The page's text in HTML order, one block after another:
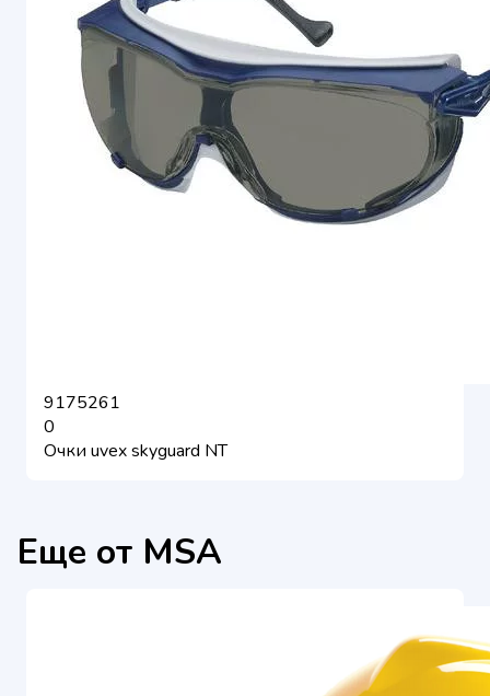
9175261
0
Очки uvex skyguard NT
Еще от MSA